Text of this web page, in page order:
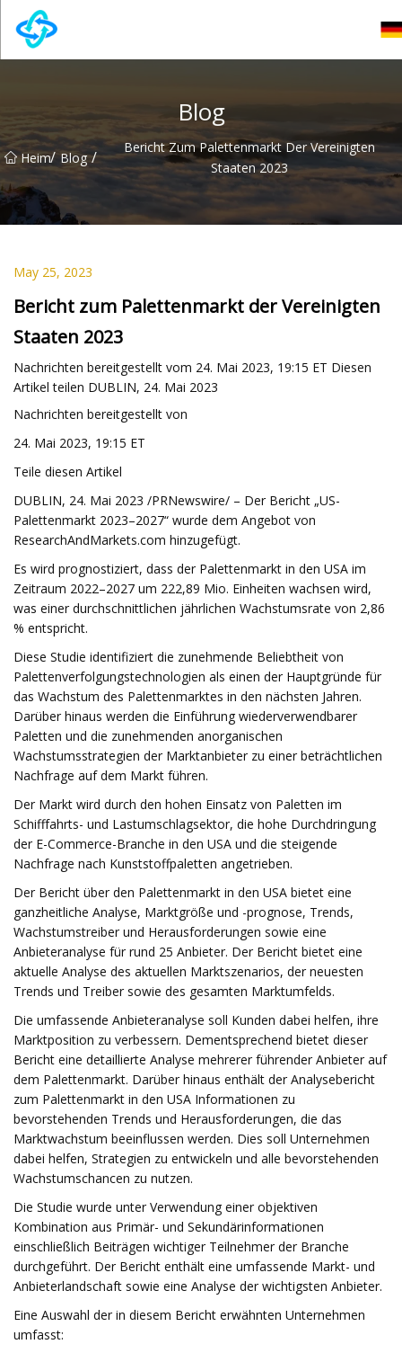
Blog
Heim/ Blog /
Bericht Zum Palettenmarkt Der Vereinigten
Staaten 2023
May 25, 2023
Bericht zum Palettenmarkt der Vereinigten
Staaten 2023
Nachrichten bereitgestellt vom 24. Mai 2023, 19:15 ET Diesen
Artikel teilen DUBLIN, 24. Mai 2023
Nachrichten bereitgestellt von
24. Mai 2023, 19:15 ET
Teile diesen Artikel
DUBLIN, 24. Mai 2023 /PRNewswire/ – Der Bericht „US-
Palettenmarkt 2023–2027“ wurde dem Angebot von
ResearchAndMarkets.com hinzugefügt.
Es wird prognostiziert, dass der Palettenmarkt in den USA im
Zeitraum 2022–2027 um 222,89 Mio. Einheiten wachsen wird,
was einer durchschnittlichen jährlichen Wachstumsrate von 2,86
% entspricht.
Diese Studie identifiziert die zunehmende Beliebtheit von
Palettenverfolgungstechnologien als einen der Hauptgründe für
das Wachstum des Palettenmarktes in den nächsten Jahren.
Darüber hinaus werden die Einführung wiederverwendbarer
Paletten und die zunehmenden anorganischen
Wachstumsstrategien der Marktanbieter zu einer beträchtlichen
Nachfrage auf dem Markt führen.
Der Markt wird durch den hohen Einsatz von Paletten im
Schifffahrts- und Lastumschlagsektor, die hohe Durchdringung
der E-Commerce-Branche in den USA und die steigende
Nachfrage nach Kunststoffpaletten angetrieben.
Der Bericht über den Palettenmarkt in den USA bietet eine
ganzheitliche Analyse, Marktgröße und -prognose, Trends,
Wachstumstreiber und Herausforderungen sowie eine
Anbieteranalyse für rund 25 Anbieter. Der Bericht bietet eine
aktuelle Analyse des aktuellen Marktszenarios, der neuesten
Trends und Treiber sowie des gesamten Marktumfelds.
Die umfassende Anbieteranalyse soll Kunden dabei helfen, ihre
Marktposition zu verbessern. Dementsprechend bietet dieser
Bericht eine detaillierte Analyse mehrerer führender Anbieter auf
dem Palettenmarkt. Darüber hinaus enthält der Analysebericht
zum Palettenmarkt in den USA Informationen zu
bevorstehenden Trends und Herausforderungen, die das
Marktwachstum beeinflussen werden. Dies soll Unternehmen
dabei helfen, Strategien zu entwickeln und alle bevorstehenden
Wachstumschancen zu nutzen.
Die Studie wurde unter Verwendung einer objektiven
Kombination aus Primär- und Sekundärinformationen
einschließlich Beiträgen wichtiger Teilnehmer der Branche
durchgeführt. Der Bericht enthält eine umfassende Markt- und
Anbieterlandschaft sowie eine Analyse der wichtigsten Anbieter.
Eine Auswahl der in diesem Bericht erwähnten Unternehmen
umfasst: